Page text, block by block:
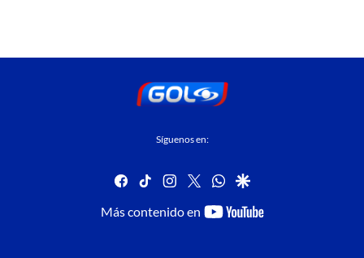
Síguenos en:
facebook
tiktok instagram
twitterwhatsapp
google
Más contenido en
youtube-